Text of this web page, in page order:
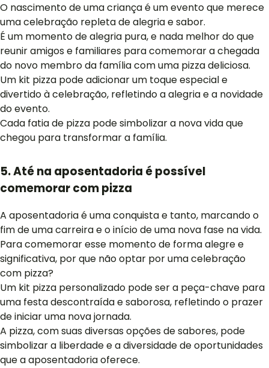
O nascimento de uma criança é um evento que merece
uma celebração repleta de alegria e sabor.
É um momento de alegria pura, e nada melhor do que
reunir amigos e familiares para comemorar a chegada
do novo membro da família com uma pizza deliciosa.
Um kit pizza pode adicionar um toque especial e
divertido à celebração, refletindo a alegria e a novidade
do evento.
Cada fatia de pizza pode simbolizar a nova vida que
chegou para transformar a família.
5. Até na aposentadoria é possível
comemorar com pizza
A aposentadoria é uma conquista e tanto, marcando o
fim de uma carreira e o início de uma nova fase na vida.
Para comemorar esse momento de forma alegre e
significativa, por que não optar por uma celebração
com pizza?
Um kit pizza personalizado pode ser a peça-chave para
uma festa descontraída e saborosa, refletindo o prazer
de iniciar uma nova jornada.
A pizza, com suas diversas opções de sabores, pode
simbolizar a liberdade e a diversidade de oportunidades
que a aposentadoria oferece.